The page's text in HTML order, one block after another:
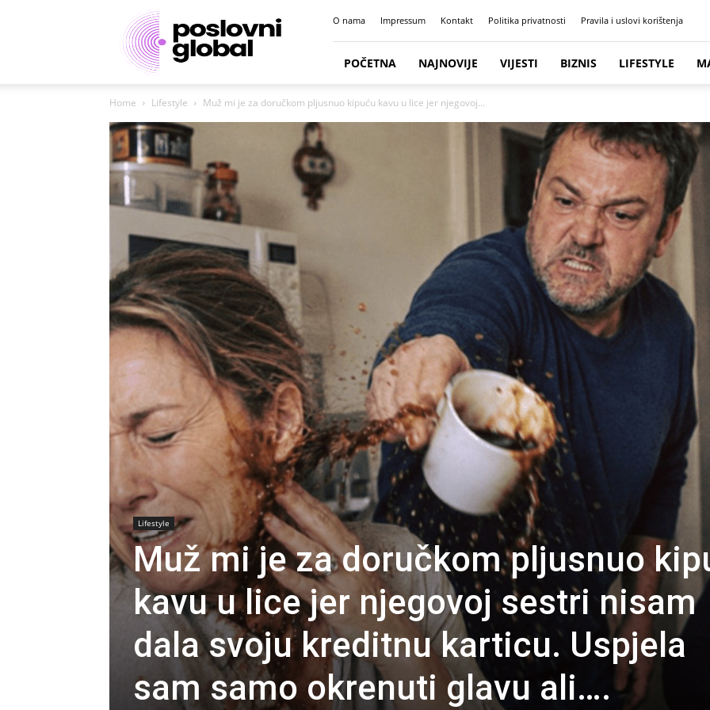
Poslovni
portal
O nama Impressum Kontakt Politika privatnosti Pravila i uslovi korištenja
POČETNA NAJNOVIJE VIJESTI BIZNIS LIFESTYLE
Home Lifestyle Muž mi je za doručkom pljusnuo kipuću kavu u lice jer njegovoj...
Lifestyle
Muž mi je za doručkom pljusnuo
kavu u lice jer njegovoj sestri nisam
dala svoju kreditnu karticu. Uspjela
sam samo okrenuti glavu ali….